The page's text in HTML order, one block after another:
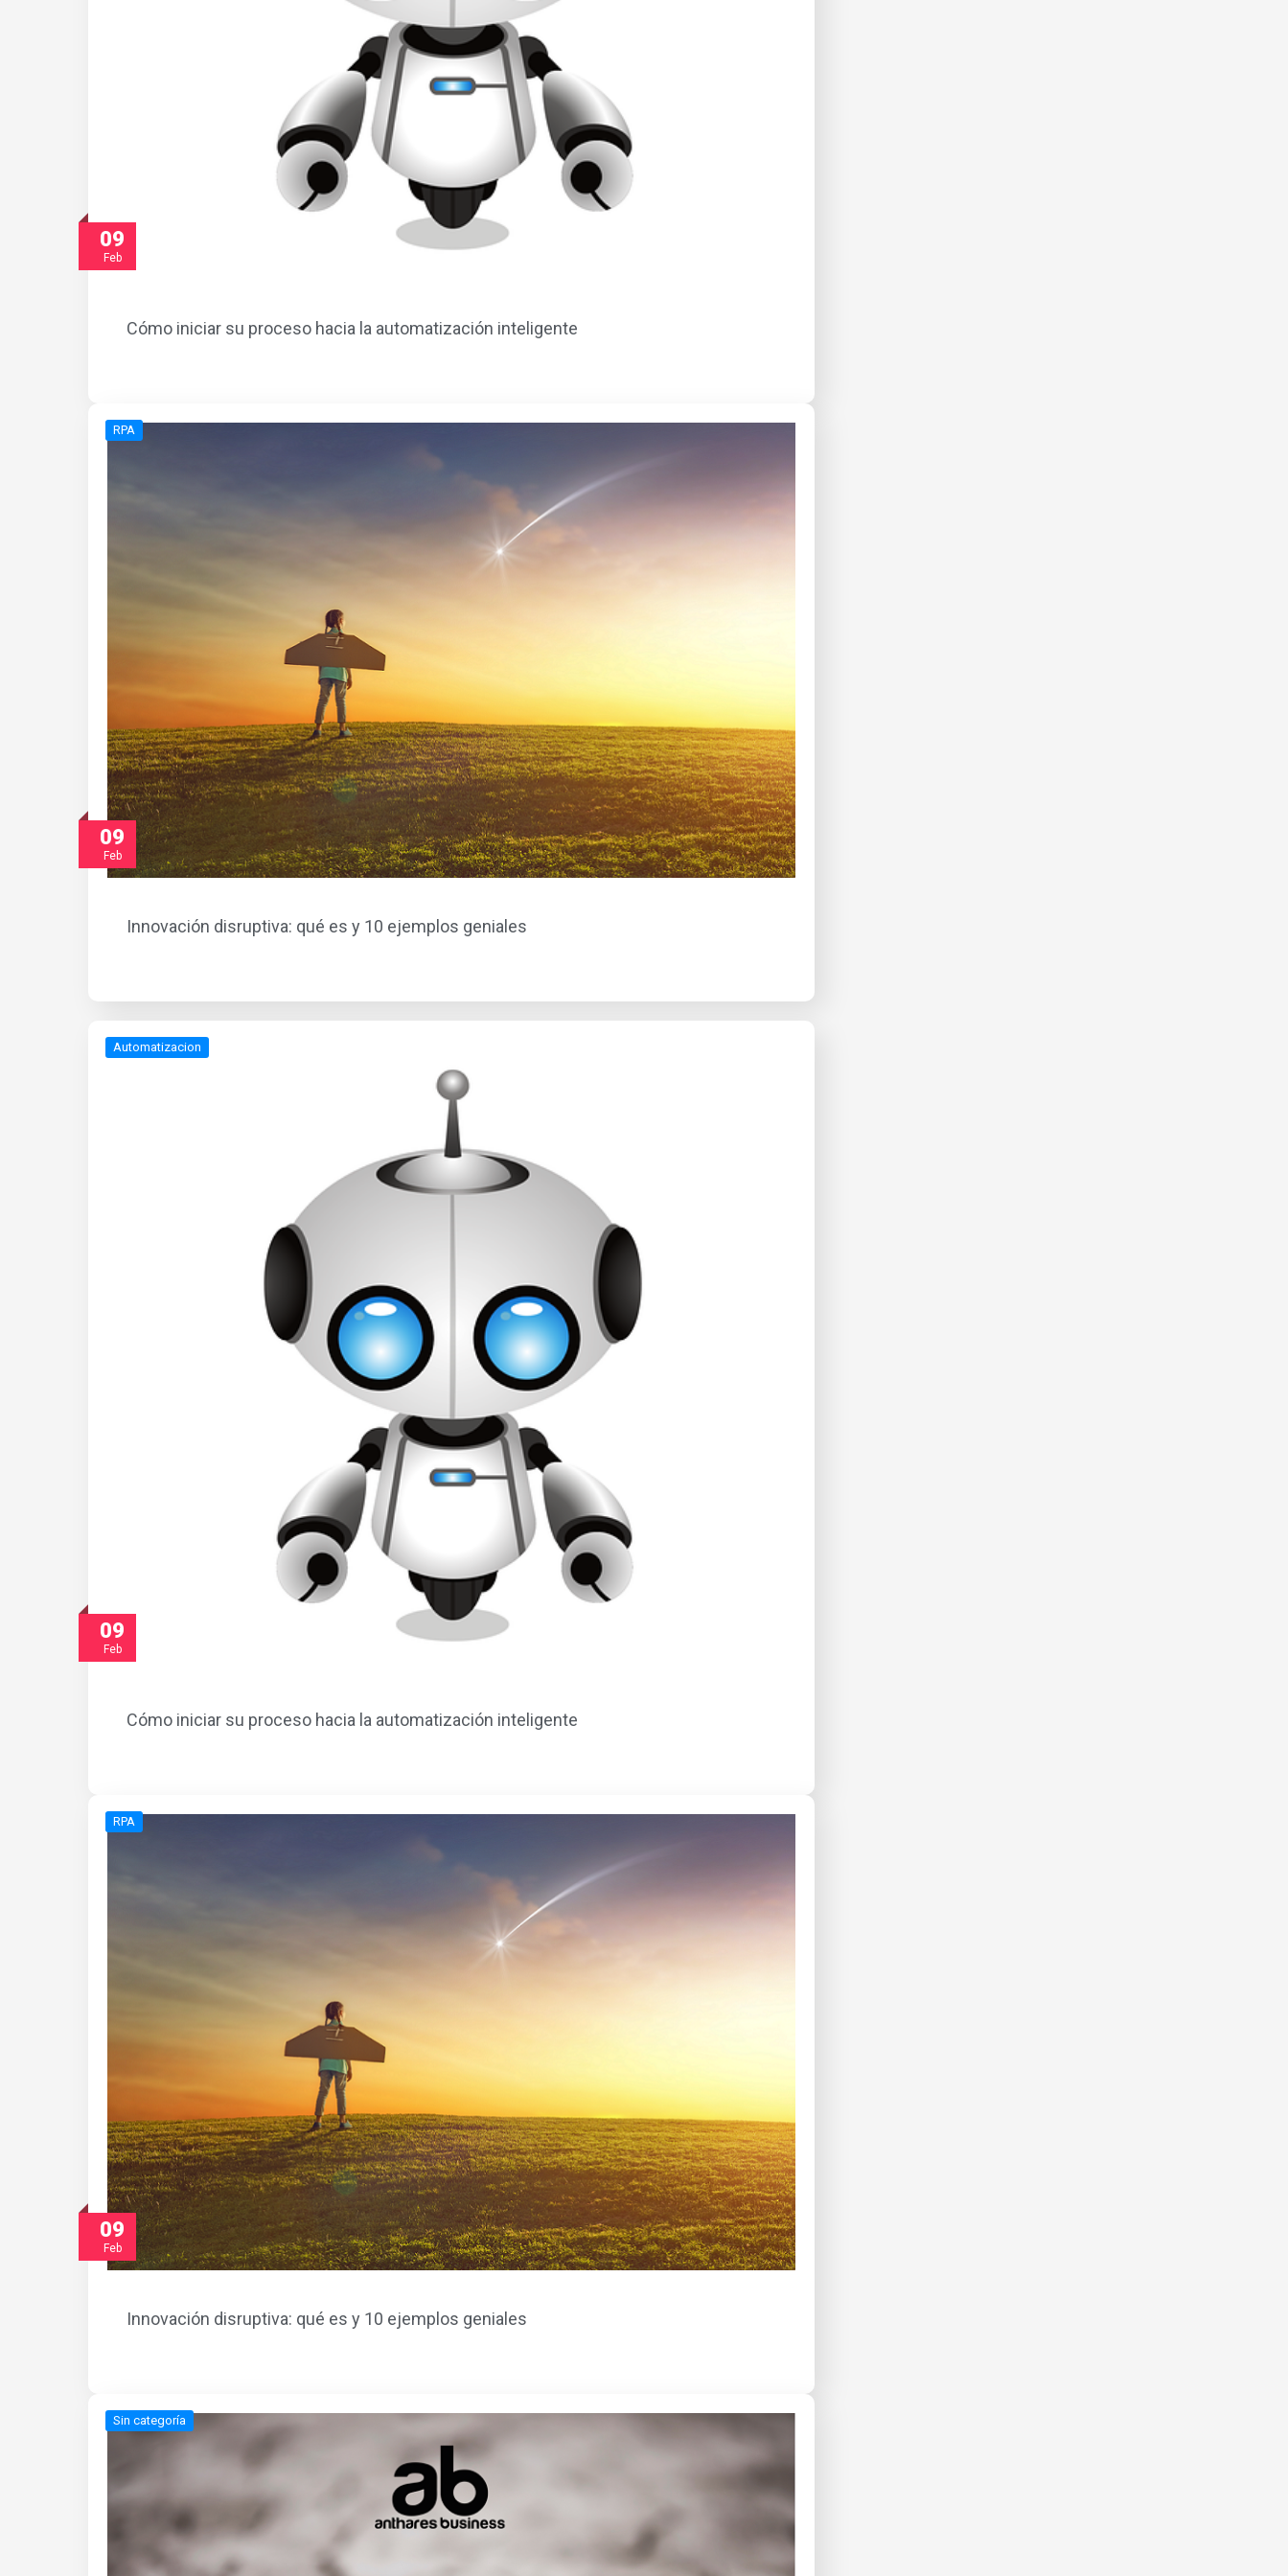
09
Feb
Cómo iniciar su proceso hacia la automatización inteligente
09
Feb
RPA
Innovación disruptiva: qué es y 10 ejemplos geniales
09
Feb
Automatizacion
Cómo iniciar su proceso hacia la automatización inteligente
09
Feb
RPA
Innovación disruptiva: qué es y 10 ejemplos geniales
Sin categoría